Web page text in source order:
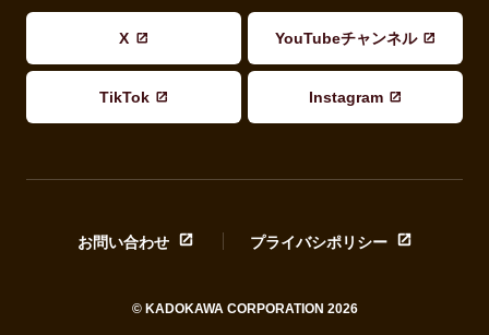
X YouTubeチャンネル
TikTok Instagram
お問い合わせ プライバシポリシー
© KADOKAWA CORPORATION 2026